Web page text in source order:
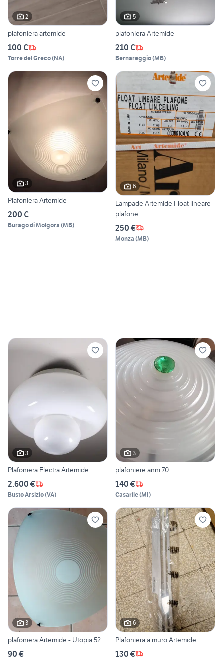
2
plafoniera artemide
100 €
Torre del Greco(NA)
5
plafoniera Artemide
210 €
Bernareggio(MB)
3
Plafoniera Artemide
200 €
Burago di Molgora (MB)
6
Lampade Artemide Float lineare
plafone
250 €
Monza (MB)
3
Plafoniera Electra Artemide
2.600 €
Busto Arsizio(VA)
3
plafoniere anni 70
140 €
Casarile(MI)
3
plafoniera Artemide - Utopia 52
90 €
6
Plafoniera a muro Artemide
130 €